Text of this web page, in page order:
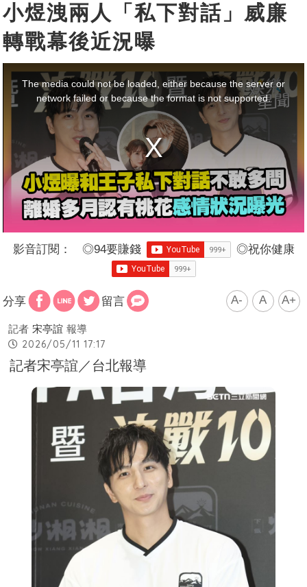
小煜洩兩人「私下對話」威廉
轉戰幕後近況曝
modal
window.
The media could not be loaded, either because the server or
network failed or because the format is not supported.
影音訂閱： ◎94要賺錢 ◎祝你健康
分享 留言 A- A A+
記者 宋亭誼 報導
2026/05/11 17:17
記者宋亭誼／台北報導